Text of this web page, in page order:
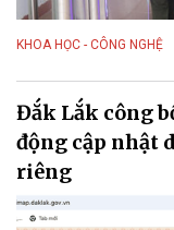
KHOA HỌC - CÔNG NGHỆ
Đắk Lắk công
động cập nhật
riêng